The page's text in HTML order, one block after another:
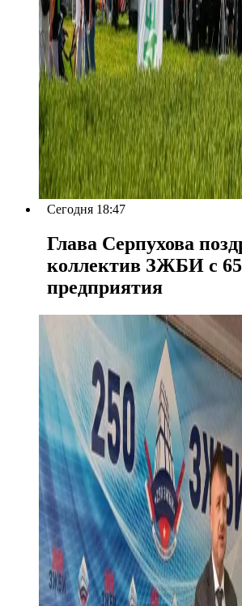
Сегодня 18:47
Глава Серпухова
коллектив ЗЖБИ с
предприятия